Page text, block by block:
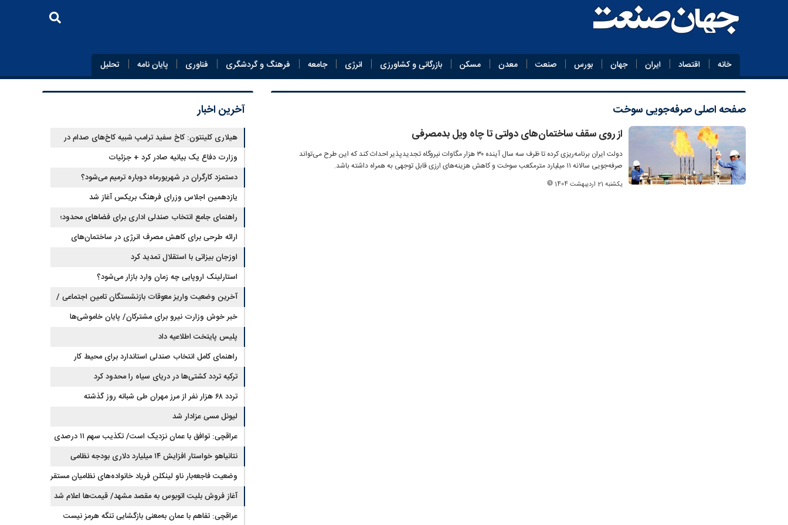
خانه اقتصاد ایران جهان بورس صنعت معدن مسکن بازرگانی و کشاورزی انرژی جامعه فرهنگ و گردشگری فناوری پایان‌ نامه تحلیل
صفحه اصلیصرفه‌جویی سوخت
از روی سقف ساختمان‌های دولتی تا چاه ویل بدمصرفی
دولت ایران برنامه‌ریزی کرده تا ظرف سه سال آینده ۳۰ هزار مگاوات نیروگاه تجدیدپذیر احداث کند که این طرح می‌تواند
صرفه‌جویی سالانه ۱۱ میلیارد مترمکعب سوخت و کاهش هزینه‌های ارزی قابل توجهی به همراه داشته باشد.
یکشنبه 21 اردیبهشت 1404
آخرین اخبار
هیلاری کلینتون: کاخ سفید ترامپ شبیه کاخ‌های صدام در
زمان سقوط است
وزارت دفاع یک بیانیه صادر کرد + جزئیات
دستمزد کارگران در شهریورماه دوباره ترمیم می‌شود؟
یازدهمین اجلاس وزرای فرهنگ بریکس آغاز شد
راهنمای جامع انتخاب صندلی اداری برای فضاهای محدود؛
تلفیق ارگونومی و طراحی
ارائه طرحی برای کاهش مصرف انرژی در ساختمان‌های
مسکونی
اوزجان بیزاتی با استقلال تمدید کرد
استارلینک اروپایی چه زمان وارد بازار می‌شود؟
آخرین وضعیت واریز معوقات بازنشستگان تامین اجتماعی /
رقم مابه‌التفاوت چقدر است؟
خبر خوش وزارت نیرو برای مشترکان/ پایان خاموشی‌ها
نزدیک است؟
پلیس پایتخت اطلاعیه داد
راهنمای کامل انتخاب صندلی استاندارد برای محیط کار
ترکیه تردد کشتی‌ها در دریای سیاه را محدود کرد
تردد ۶۸ هزار نفر از مرز مهران طی شبانه روز گذشته
لیونل مسی عزادار شد
عراقچی: توافق با عمان نزدیک است/ تکذیب سهم ۱۱ درصدی
ایران از خزر
نتانیاهو خواستار افزایش ۱۴ میلیارد دلاری بودجه نظامی
اسرائیل شد
وضعیت فاجعه‌بار ناو لینکلن فریاد خانواده‌های نظامیان مستقر
در دریا را بلند کرد
آغاز فروش بلیت اتوبوس به مقصد مشهد/ قیمت‌ها اعلام شد
عراقچی: تفاهم با عمان به‌معنی بازگشایی تنگه هرمز نیست